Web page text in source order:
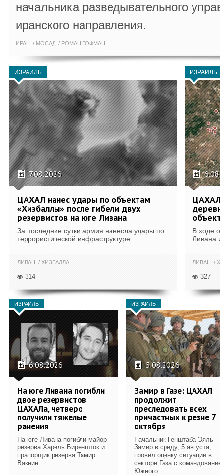
начальника разведывательного
иранского направления.
ИРАН МОСАД РОМАН ГОФМАН
ИЗРАИЛЬ
7.08.2026
ЦАХАЛ нанес удары по объектам
«Хизбаллы» после гибели двух
резервистов на юге Ливана
За последние сутки армия нанесла удары по
террористической инфраструктуре...
ЛИВАН ХИЗБАЛЛА
314
ИЗРАИЛЬ
В ходе
Ливана
ЛИВАН
327
ИЗРАИЛЬ
6.08.2026
На юге Ливана погибли
двое резервистов
ЦАХАЛа, четверо
получили тяжелые
ранения
На юге Ливана погибли майор
резерва Харель Биреншток и
прапорщик резерва Тамир
Вакнин.
ИЗРАИЛЬ
5.08.2026
Замир в Газе: ЦАХАЛ
продолжит
преследовать всех
причастных к резне 7
октября
Начальник Генштаба Эяль
Замир в среду, 5 августа,
провел оценку ситуации в
секторе Газа с
Южного...